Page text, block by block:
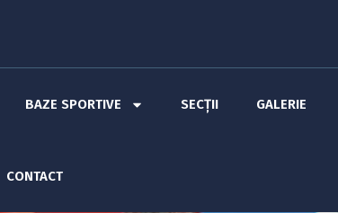
BAZE SPORTIVE SECȚII GALERIE
CONTACT